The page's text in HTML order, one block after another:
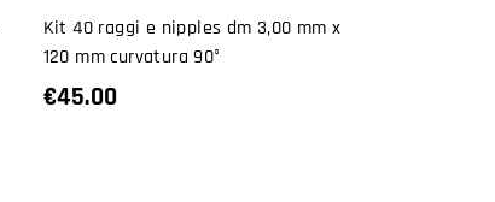
Kit 40 raggi e nipples dm 3,00 mm x
120 mm curvatura 90°
€45.00